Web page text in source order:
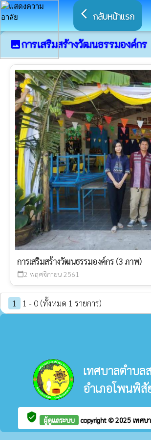
arrow_back_ios กลับหน้าแรก
imageการเสริมสร้างวัฒนธรรมองค์กร
การเสริมสร้างวัฒนธรรมองค์กร (3 ภาพ)
calendar_today2 พฤศจิกายน 2561
1 1 - 0 (ทั้งหมด 1 รายการ)
เทศบาลตำบล
อำเภอโพนพิ
verified_user ผู้ดูแลระบบ copyright © 2025 เทศบ